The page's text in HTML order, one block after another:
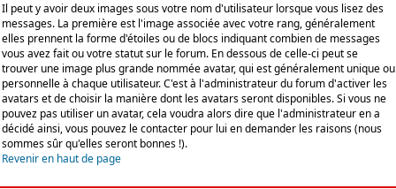
Il peut y avoir deux images sous votre nom d'utilisateur lorsque vous lisez des
messages. La première est l'image associée avec votre rang, généralement
elles prennent la forme d'étoiles ou de blocs indiquant combien de messages
vous avez fait ou votre statut sur le forum. En dessous de celle-ci peut se
trouver une image plus grande nommée avatar, qui est généralement unique ou
personnelle à chaque utilisateur. C'est à l'administrateur du forum d'activer les
avatars et de choisir la manière dont les avatars seront disponibles. Si vous ne
pouvez pas utiliser un avatar, cela voudra alors dire que l'administrateur en a
décidé ainsi, vous pouvez le contacter pour lui en demander les raisons (nous
sommes sûr qu'elles seront bonnes !).
Revenir en haut de page